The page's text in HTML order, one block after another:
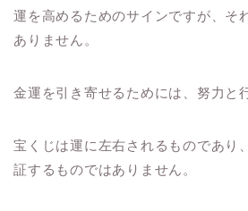
運を高めるためのサインですが、そ
ありません。
金運を引き寄せるためには、努力と
宝くじは運に左右されるものであり
証するものではありません。